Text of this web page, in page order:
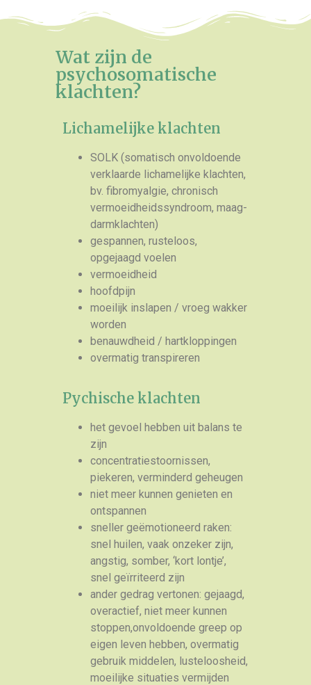
Wat zijn de
psychosomatische
klachten?
Lichamelijke klachten
SOLK (somatisch onvoldoende
verklaarde lichamelijke klachten,
bv. fibromyalgie, chronisch
vermoeidheidssyndroom, maag-
darmklachten)
gespannen, rusteloos,
opgejaagd voelen
vermoeidheid
hoofdpijn
moeilijk inslapen / vroeg wakker
worden
benauwdheid / hartkloppingen
overmatig transpireren
Pychische klachten
het gevoel hebben uit balans te
zijn
concentratiestoornissen,
piekeren, verminderd geheugen
niet meer kunnen genieten en
ontspannen
sneller geëmotioneerd raken:
snel huilen, vaak onzeker zijn,
angstig, somber, ‘kort lontje’,
snel geïrriteerd zijn
ander gedrag vertonen: gejaagd,
overactief, niet meer kunnen
stoppen,onvoldoende greep op
eigen leven hebben, overmatig
gebruik middelen, lusteloosheid,
moeilijke situaties vermijden